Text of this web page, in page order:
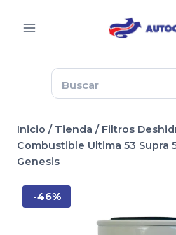
Inicio / Tienda / Filtros
Combustible Ultima 53 Supra
Genesis
-46%